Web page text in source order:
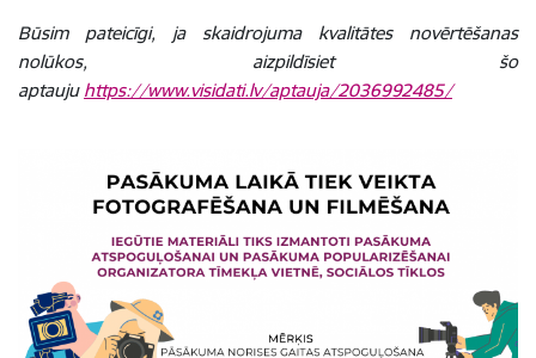
Būsim pateicīgi, ja skaidrojuma kvalitātes novērtēšanas
nolūkos, aizpildīsiet šo
aptauju https://www.visidati.lv/aptauja/2036992485/